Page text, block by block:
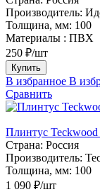
Производитель:
Толщина, мм: 100
Материалы : ПВХ
250 ₽/шт
Купить
В избранное В
Сравнить
Плинтус
Страна: Россия
Производитель:
Толщина, мм: 100
1 090 ₽/шт